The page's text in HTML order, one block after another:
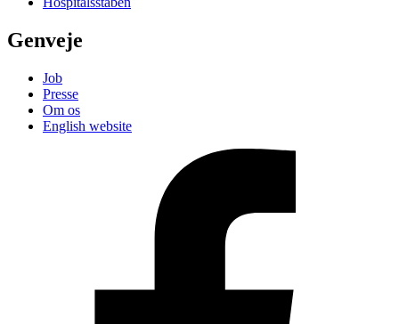
Genveje
Job
Presse
Om os
English website